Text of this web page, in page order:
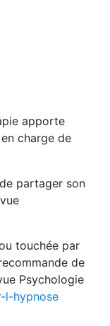
apporte
charge de
partager son
touchée par
de
Psychologie
l-hypnose